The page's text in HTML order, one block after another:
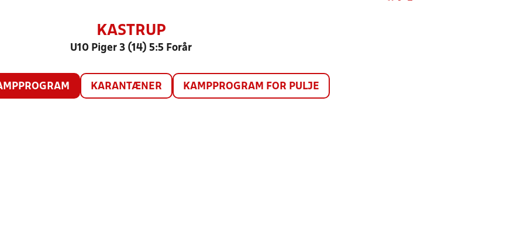
KASTRUP
U10 Piger 3 (14) 5:5 Forår
KARANTÆNER KAMPPROGRAM FOR PULJE